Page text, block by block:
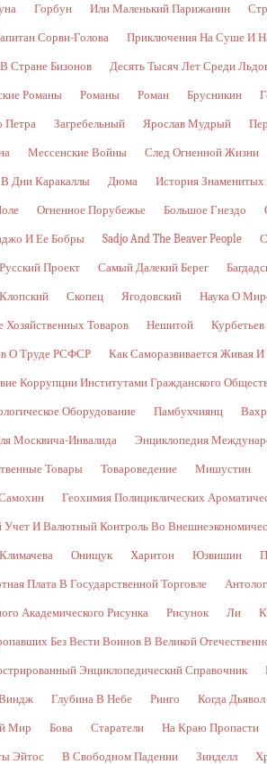
Горбун Или Маленький Парижанин
Сорви-Голова Приключения На Суше И
Стране Бизонов Десять Тысяч Лет Среди
Романы Романы Роман Брусникин
Петра Загребельный Ярослав Мудрый
Мессенские Войны След Огненной Жизни
В Дни Каракаллы Дюма История Знаменитых
Огненное Порубежье Большое Гнездо
И Ее Бобры Sadjo And The Beaver People
Проект Самый Далекий Берег
Клопский Скопец Ягодовский Наука О
Хозяйственных Товаров Нешитой Курбетьев
О Труде РСФСР Как Саморазвивается Живая
Коррупции Институтами Гражданского
Оборудование Памбухчиянц
Москвича-Инвалида Энциклопедия
Товары Товароведение Мишустин
Геохимия Полициклических
Учет И Валютный Контроль Во
Климачева Онищук Харитон Юзвишин
Плата В Государственной Торговле
Академического Рисунка Рисунок Ли
Без Вести Воинов В Великой
Энциклопедический Справочник
Глубина В Небе Ринго Когда
Мир Бова Старатели На Краю Пропасти
Эйтос В Свободном Падении Зинделл